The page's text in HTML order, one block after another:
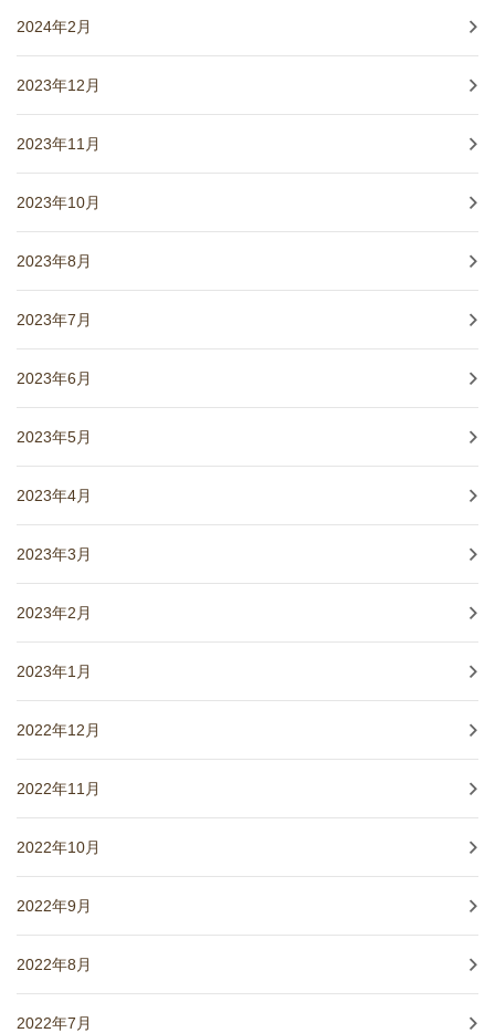
2024年2月
2023年12月
2023年11月
2023年10月
2023年8月
2023年7月
2023年6月
2023年5月
2023年4月
2023年3月
2023年2月
2023年1月
2022年12月
2022年11月
2022年10月
2022年9月
2022年8月
2022年7月